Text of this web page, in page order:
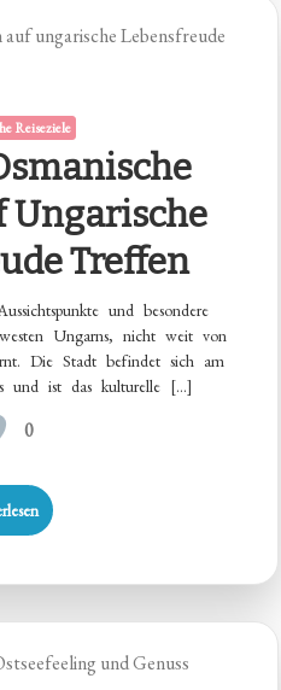
Reiseziele
Ungarische
Treffen
und besondere
Ungarns, nicht weit von
Die Stadt befindet sich am
und ist das kulturelle […]
0